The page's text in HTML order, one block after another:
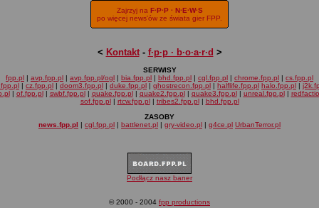
Zajrzyj na F·P·P · N·E·W·S
po więcej news'ów ze świata gier FPP.
< Kontakt- f·p·p · b·o·a·r·d >
SERWISY
fpp.pl | avp.fpp.pl | avp.fpp.pl/ogl | bia.fpp.pl | bhd.fpp.pl | cgl.fpp.pl | chrome.fpp.pl | cs.fpp.pl
| cz.fpp.pl | doom3.fpp.pl | duke.fpp.pl | ghostrecon.fpp.pl | halflife.fpp.pl halo.fpp.pl |
| of.fpp.pl| swbf.fpp.pl| quake.fpp.pl| quake2.fpp.pl| quake3.fpp.pl| unreal.fpp.pl|
sof.fpp.pl| rtcw.fpp.pl| tribes2.fpp.pl| bhd.fpp.pl
ZASOBY
news.fpp.pl | cgl.fpp.pl | battlenet.pl | gry-video.pl | g4ce.pl UrbanTerror.pl
Podłącz nasz baner
© 2000 - 2004 fpp productions